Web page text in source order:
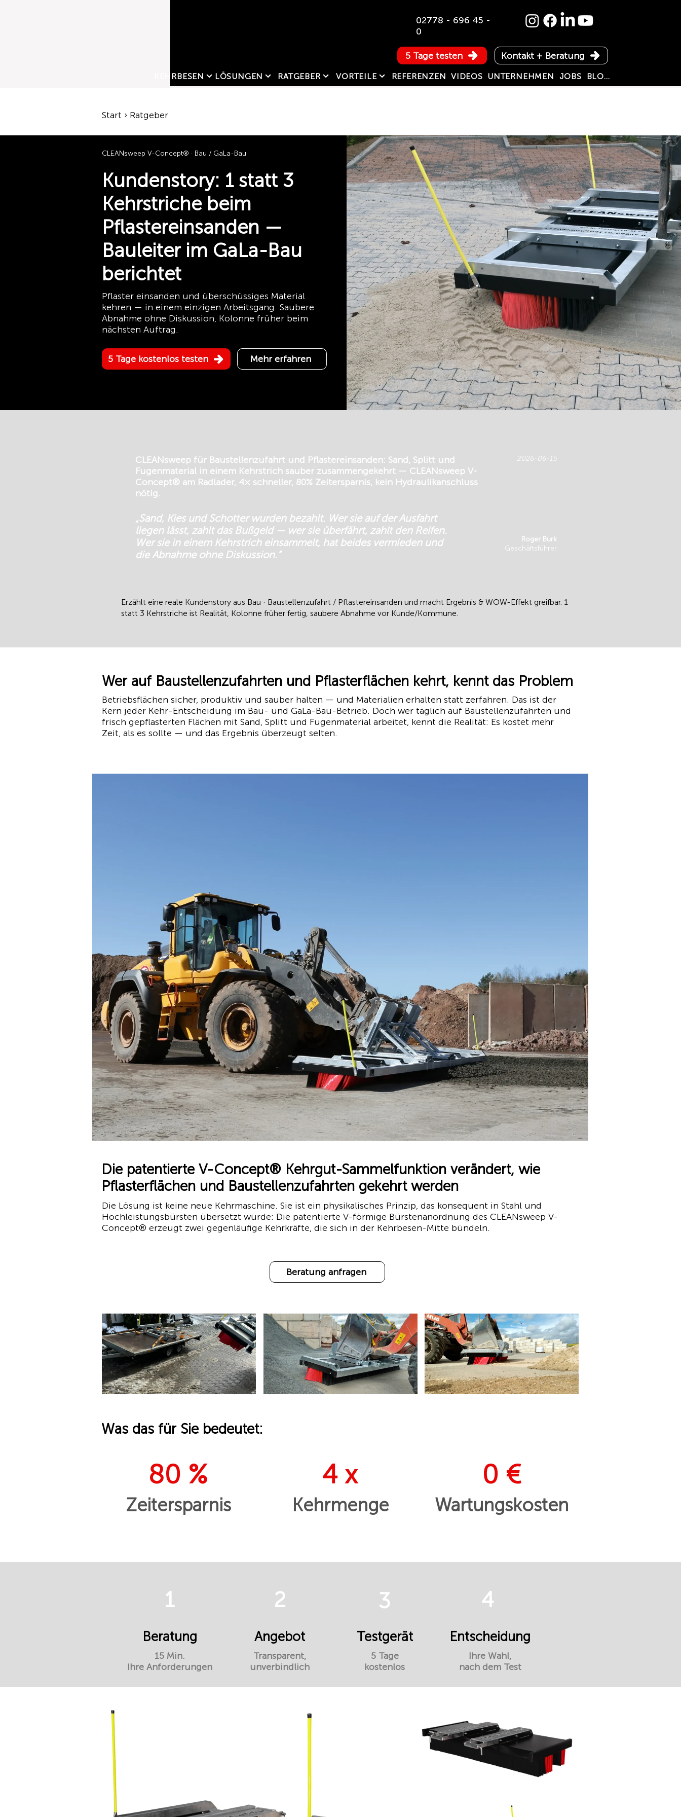
02778 - 696 45 -
0
Kontakt + Beratung
KEHRBESEN LÖSUNGEN RATGEBER VORTEILE REFERENZEN VIDEOS UNTERNEHMEN JOBS BLOG
5 Tage testen
Start › Ratgeber
CLEANsweep V-Concept® · Bau / GaLa-Bau
Kundenstory: 1 statt 3
Kehrstriche beim
Pflastereinsanden —
Bauleiter im GaLa-Bau
berichtet
Pflaster einsanden und überschüssiges Material
kehren — in einem einzigen Arbeitsgang. Saubere
Abnahme ohne Diskussion, Kolonne früher beim
nächsten Auftrag.
5 Tage kostenlos testen Mehr erfahren
CLEANsweep für Baustellenzufahrt und Pflastereinsanden: Sand, Splitt und
Fugenmaterial in einem Kehrstrich sauber zusammengekehrt — CLEANsweep V-
Concept® am Radlader, 4× schneller, 80% Zeitersparnis, kein Hydraulikanschluss
nötig.
2026-06-15
„Sand, Kies und Schotter wurden bezahlt. Wer sie auf der Ausfahrt
liegen lässt, zahlt das Bußgeld — wer sie überfährt, zahlt den Reifen.
Wer sie in einem Kehrstrich einsammelt, hat beides vermieden und
die Abnahme ohne Diskussion.“
Roger Burk
Geschäftsführer
Erzählt eine reale Kundenstory aus Bau · Baustellenzufahrt / Pflastereinsanden und macht Ergebnis & WOW-Effekt greifbar. 1
statt 3 Kehrstriche ist Realität, Kolonne früher fertig, saubere Abnahme vor Kunde/Kommune.
Wer auf Baustellenzufahrten und Pflasterflächen kehrt, kennt das Problem
Betriebsflächen sicher, produktiv und sauber halten — und Materialien erhalten statt zerfahren. Das ist der
Kern jeder Kehr-Entscheidung im Bau- und GaLa-Bau-Betrieb. Doch wer täglich auf Baustellenzufahrten und
frisch gepflasterten Flächen mit Sand, Splitt und Fugenmaterial arbeitet, kennt die Realität: Es kostet mehr
Zeit, als es sollte — und das Ergebnis überzeugt selten.
Die patentierte V-Concept® Kehrgut-Sammelfunktion verändert, wie
Pflasterflächen und Baustellenzufahrten gekehrt werden
Die Lösung ist keine neue Kehrmaschine. Sie ist ein physikalisches Prinzip, das konsequent in Stahl und
Hochleistungsbürsten übersetzt wurde: Die patentierte V-förmige Bürstenanordnung des CLEANsweep V-
Concept® erzeugt zwei gegenläufige Kehrkräfte, die sich in der Kehrbesen-Mitte bündeln.
Beratung anfragen
Was das für Sie bedeutet:
80 %
Zeitersparnis
4 x
Kehrmenge
0 €
Wartungskosten
1
Beratung
15 Min.
Ihre Anforderungen
2
Angebot
Transparent,
unverbindlich
3
Testgerät
5 Tage
kostenlos
4
Entscheidung
Ihre Wahl,
nach dem Test